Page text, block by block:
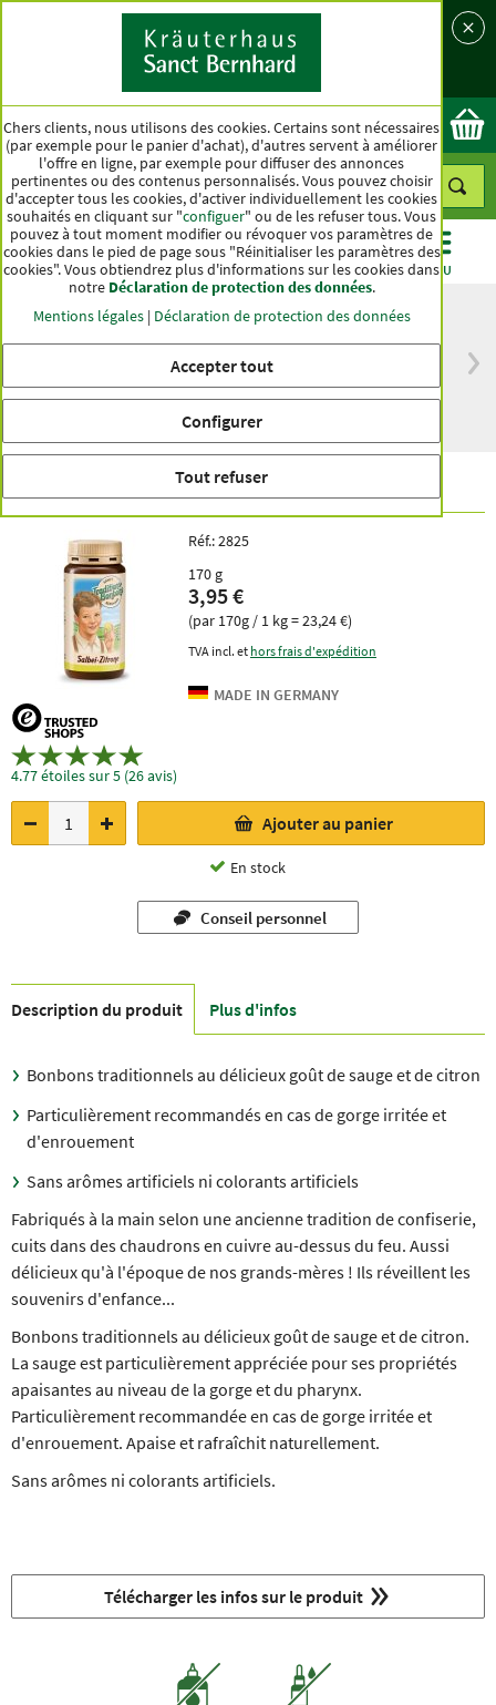
Pays
Ok
CATÉGORIES OFFRES BEST-SELLER MENU
Livraison gratuite
à partir de 50 €
pour l'Allemagne
gamme depuis
Bonbons Traditionnels sauge-citron
4.77 étoiles sur 5 (26 avis)
Réf.:2825
170 g
3,95 €
(par 170g / 1 kg = 23,24 €)
TVA incl. et hors frais d'expédition
Ajouter au panier
En stock
Conseil personnel
Description du produit Plus d'infos
Bonbons traditionnels au délicieux goût de sauge et de citron
Particulièrement recommandés en cas de gorge irritée et
d'enrouement
Sans arômes artificiels ni colorants artificiels
Fabriqués à la main selon une ancienne tradition de confiserie,
cuits dans des chaudrons en cuivre au-dessus du feu. Aussi
délicieux qu'à l'époque de nos grands-mères ! Ils réveillent les
souvenirs d'enfance...
Bonbons traditionnels au délicieux goût de sauge et de citron.
La sauge est particulièrement appréciée pour ses propriétés
apaisantes au niveau de la gorge et du pharynx.
Particulièrement recommandée en cas de gorge irritée et
d'enrouement. Apaise et rafraîchit naturellement.
Sans arômes ni colorants artificiels.
Télécharger les infos sur le produit
Chers clients, nous utilisons des cookies. Certains sont nécessaires
(par exemple pour le panier d'achat), d'autres servent à améliorer
l'offre en ligne, par exemple pour diffuser des annonces
pertinentes ou des contenus personnalisés. Vous pouvez choisir
d'accepter tous les cookies, d'activer individuellement les cookies
souhaités en cliquant sur "configuer" ou de les refuser tous. Vous
pouvez à tout moment modifier ou révoquer vos paramètres de
cookies dans le pied de page sous "Réinitialiser les paramètres des
cookies". Vous obtiendrez plus d'informations sur les cookies dans
notre Déclaration de protection des données.
Mentions légales| Déclaration de protection des données
Accepter tout
Configurer
Tout refuser